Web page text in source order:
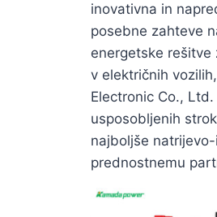
inovativna in
posebne zahteve
energetske
v električnih
Electronic Co.,
usposobljenih
najboljše
prednostnemu